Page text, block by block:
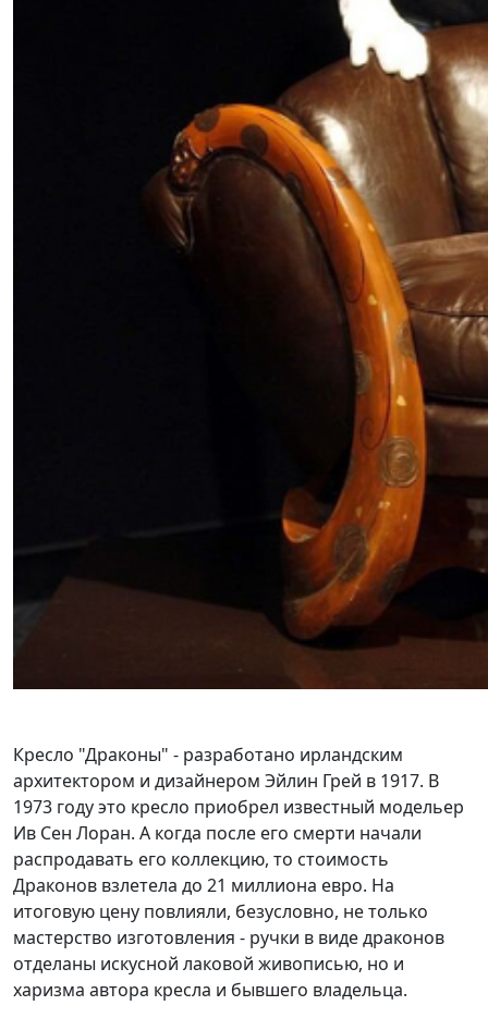
Кресло "Драконы" - разработано ирландским
архитектором и дизайнером Эйлин Грей в 1917. В
1973 году это кресло приобрел известный модельер
Ив Сен Лоран. А когда после его смерти начали
распродавать его коллекцию, то стоимость
Драконов взлетела до 21 миллиона евро. На
итоговую цену повлияли, безусловно, не только
мастерство изготовления - ручки в виде драконов
отделаны искусной лаковой живописью, но и
харизма автора кресла и бывшего владельца.